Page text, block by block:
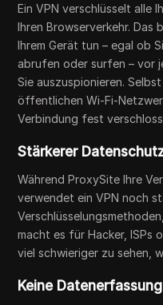
Ein VPN verschlüsselt alle
Ihren Browserverkehr. Das
Ihrem Gerät tun – egal ob
abrufen oder surfen – vor
Sie auszuspionieren.
öffentlichen Wi-Fi-
Verbindung fest
Stärkerer
Während ProxySite Ihre
verwendet ein VPN noch
macht es für Hacker, ISPs
viel schwieriger zu sehen,
Keine Datenerfassung